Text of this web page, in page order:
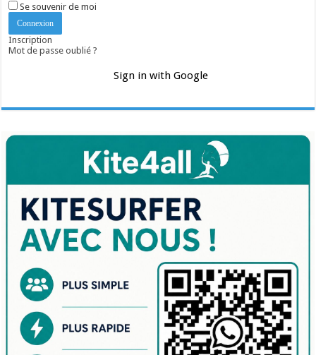
Se souvenir de moi
Inscription
Mot de passe oublié ?
Sign in with Google